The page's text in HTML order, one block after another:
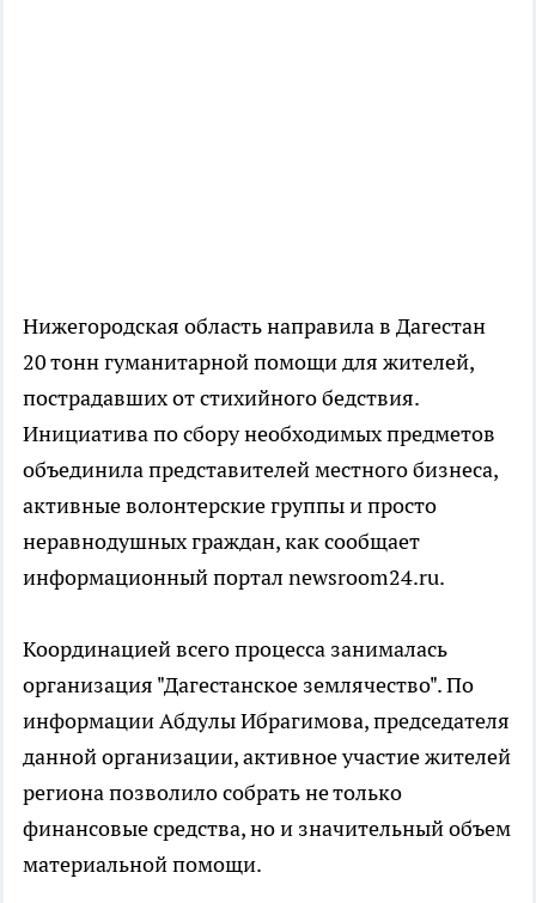
Нижегородская область направила в Дагестан
20 тонн гуманитарной помощи для жителей,
пострадавших от стихийного бедствия.
Инициатива по сбору необходимых предметов
объединила представителей местного бизнеса,
активные волонтерские группы и просто
неравнодушных граждан, как сообщает
информационный портал newsroom24.ru.
Координацией всего процесса занималась
организация "Дагестанское землячество". По
информации Абдулы Ибрагимова, председателя
данной организации, активное участие жителей
региона позволило собрать не только
финансовые средства, но и значительный объем
материальной помощи.